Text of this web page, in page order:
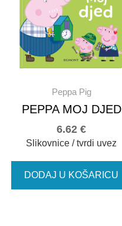
Peppa Pig
PEPPA MOJ DJED
6.62€
Slikovnice / tvrdi uvez
DODAJ U KOŠARICU